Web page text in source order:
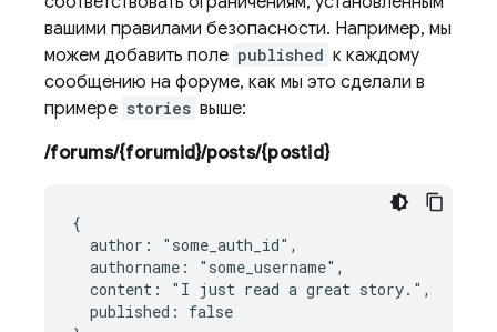
вашими правилами безопасности. Например, мы
можем добавить поле published к каждому
сообщению на форуме, как мы это сделали в
примере stories выше:
/forums/{forumid}/posts/{postid}
{
  author: "some_auth_id",
  authorname: "some_username",
  content: "I just read a great story.",
  published: false